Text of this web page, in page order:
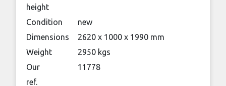
height
Condition
new
Dimensions
2620 x 1000 x 1990 mm
Weight
2950 kgs
Our
ref.
11778